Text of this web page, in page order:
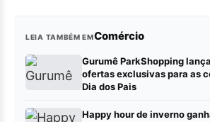
LEIA TAMBÉM EMComércio
Gurumê ParkShopping
ofertas exclusivas para as
Dia dos Pais
Happy hour de inverno